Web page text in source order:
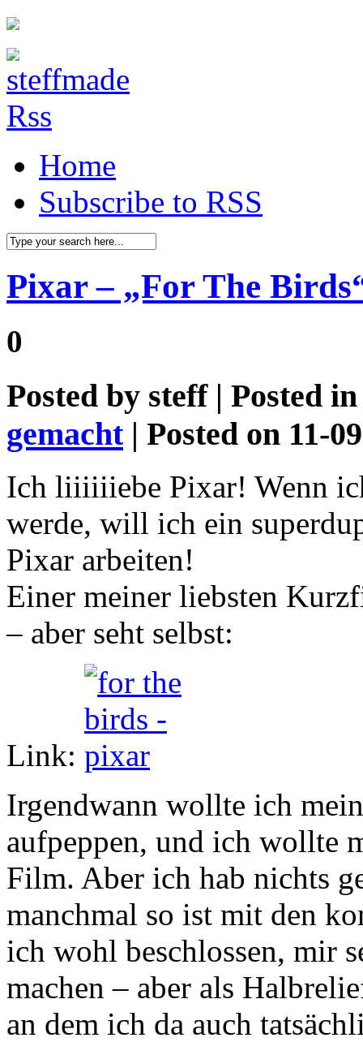
Home
Subscribe to RSS
Pixar – „For The
0
Posted by steff| Posted
gemacht| Posted on 11-
Ich liiiiiiebe Pixar! Wenn
werde, will ich ein
Pixar arbeiten!
Einer meiner liebsten
– aber seht selbst:
Link:
Irgendwann wollte ich
aufpeppen, und ich wollte
Film. Aber ich hab nichts
manchmal so ist mit den
ich wohl beschlossen, mir
machen – aber als
an dem ich da auch